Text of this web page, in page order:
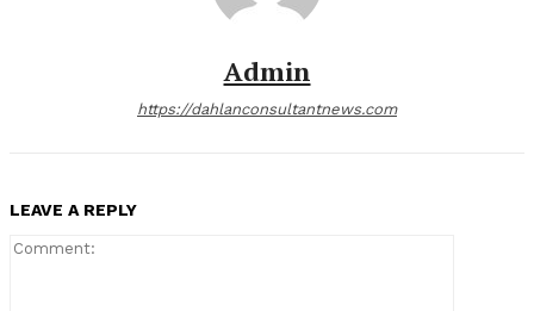
Admin
https://dahlanconsultantnews.com
LEAVE A REPLY